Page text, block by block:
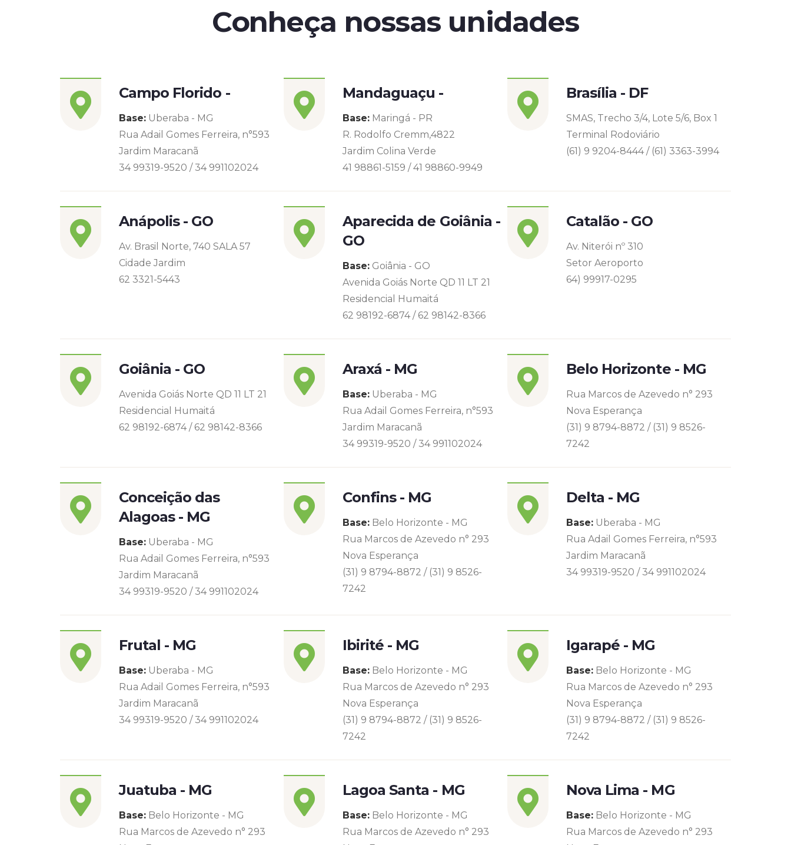
Conheça nossas unidades
Campo Florido -
Base: Uberaba - MG
Rua Adail Gomes Ferreira, n°593
Jardim Maracanã
34 99319-9520 / 34 991102024
Mandaguaçu -
Base: Maringá - PR
R. Rodolfo Cremm,4822
Jardim Colina Verde
41 98861-5159 / 41 98860-9949
Brasília - DF
SMAS, Trecho 3/4, Lote 5/6, Box 1
Terminal Rodoviário
(61) 9 9204-8444 / (61) 3363-3994
Anápolis - GO
Av. Brasil Norte, 740 SALA 57
Cidade Jardim
62 3321-5443
Aparecida de Goiânia -
GO
Base: Goiânia - GO
Avenida Goiás Norte QD 11 LT 21
Residencial Humaitá
62 98192-6874 / 62 98142-8366
Catalão - GO
Av. Niterói nº 310
Setor Aeroporto
64) 99917-0295
Goiânia - GO
Avenida Goiás Norte QD 11 LT 21
Residencial Humaitá
62 98192-6874 / 62 98142-8366
Araxá - MG
Base: Uberaba - MG
Rua Adail Gomes Ferreira, n°593
Jardim Maracanã
34 99319-9520 / 34 991102024
Belo Horizonte - MG
Rua Marcos de Azevedo n° 293
Nova Esperança
(31) 9 8794-8872 / (31) 9 8526-
7242
Conceição das
Alagoas - MG
Base: Uberaba - MG
Rua Adail Gomes Ferreira, n°593
Jardim Maracanã
34 99319-9520 / 34 991102024
Confins - MG
Base: Belo Horizonte - MG
Rua Marcos de Azevedo n° 293
Nova Esperança
(31) 9 8794-8872 / (31) 9 8526-
7242
Delta - MG
Base: Uberaba - MG
Rua Adail Gomes Ferreira, n°593
Jardim Maracanã
34 99319-9520 / 34 991102024
Frutal - MG
Base: Uberaba - MG
Rua Adail Gomes Ferreira, n°593
Jardim Maracanã
34 99319-9520 / 34 991102024
Ibirité - MG
Base: Belo Horizonte - MG
Rua Marcos de Azevedo n° 293
Nova Esperança
(31) 9 8794-8872 / (31) 9 8526-
7242
Igarapé - MG
Base: Belo Horizonte - MG
Rua Marcos de Azevedo n° 293
Nova Esperança
(31) 9 8794-8872 / (31) 9 8526-
7242
Juatuba - MG
Base: Belo Horizonte - MG
Rua Marcos de Azevedo n° 293
Lagoa Santa - MG
Base: Belo Horizonte - MG
Rua Marcos de Azevedo n° 293
Nova Lima - MG
Base: Belo Horizonte - MG
Rua Marcos de Azevedo n° 293